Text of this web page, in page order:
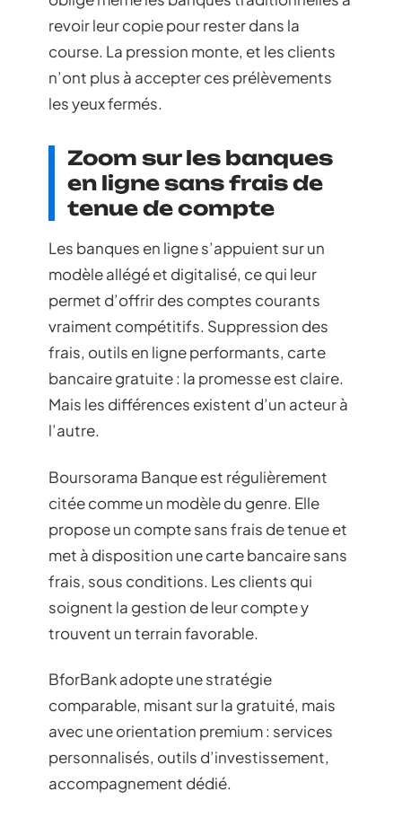
revoir leur copie pour rester dans la
course. La pression monte, et les clients
n’ont plus à accepter ces prélèvements
les yeux fermés.
Zoom sur les banques
en ligne sans frais de
tenue de compte
Les banques en ligne s’appuient sur un
modèle allégé et digitalisé, ce qui leur
permet d’offrir des comptes courants
vraiment compétitifs. Suppression des
frais, outils en ligne performants, carte
bancaire gratuite : la promesse est claire.
Mais les différences existent d’un acteur à
l’autre.
Boursorama Banque est régulièrement
citée comme un modèle du genre. Elle
propose un compte sans frais de tenue et
met à disposition une carte bancaire sans
frais, sous conditions. Les clients qui
soignent la gestion de leur compte y
trouvent un terrain favorable.
BforBank adopte une stratégie
comparable, misant sur la gratuité, mais
avec une orientation premium : services
personnalisés, outils d’investissement,
accompagnement dédié.